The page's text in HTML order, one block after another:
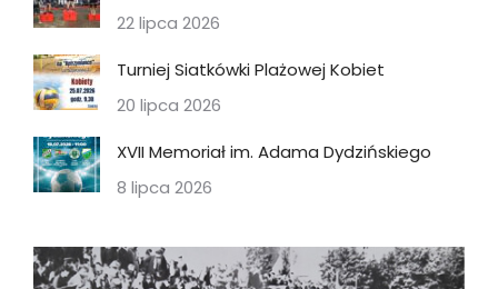
22 lipca 2026
Turniej Siatkówki Plażowej Kobiet
20 lipca 2026
XVII Memoriał im. Adama Dydzińskiego
8 lipca 2026